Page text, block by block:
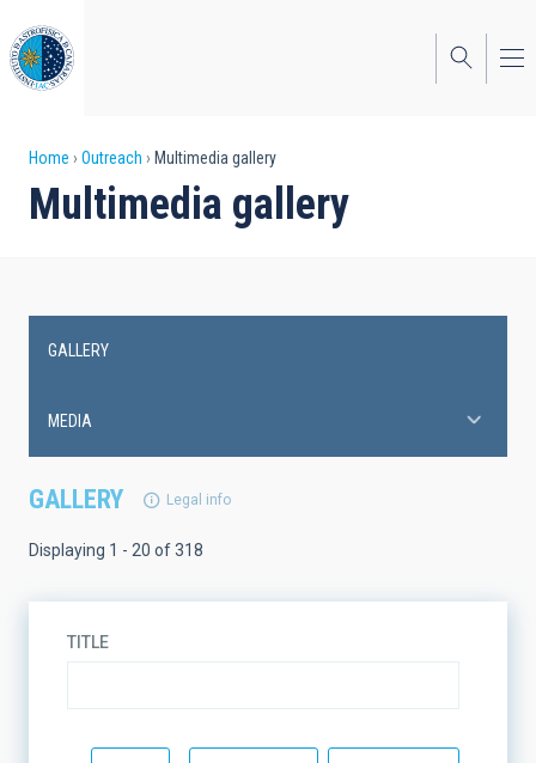
to
main
content
Breadcrumb
Home Outreach Multimedia gallery
Multimedia gallery
GALLERY Legal info
Displaying 1 - 20 of 318
TITLE
navigation
GALLERY
MEDIA